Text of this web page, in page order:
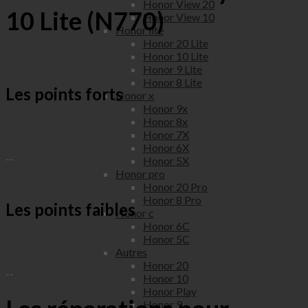
Honor View 20
Honor View 10
Honor lite
Honor 20 Lite
Honor 10 Lite
Honor 9 Lite
Honor 8 Lite
Honor x
Honor 9x
Honor 8x
Honor 7X
Honor 6X
Honor 5X
Honor pro
Honor 20 Pro
Honor 8 Pro
Honor c
Honor 6C
Honor 5C
Autres
Honor 20
Honor 10
Honor Play
Honor 9
10 Lite (N770)
Les points forts
--
Les points faibles
--